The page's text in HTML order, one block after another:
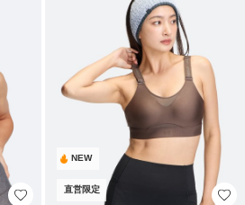
NEW
直営限定